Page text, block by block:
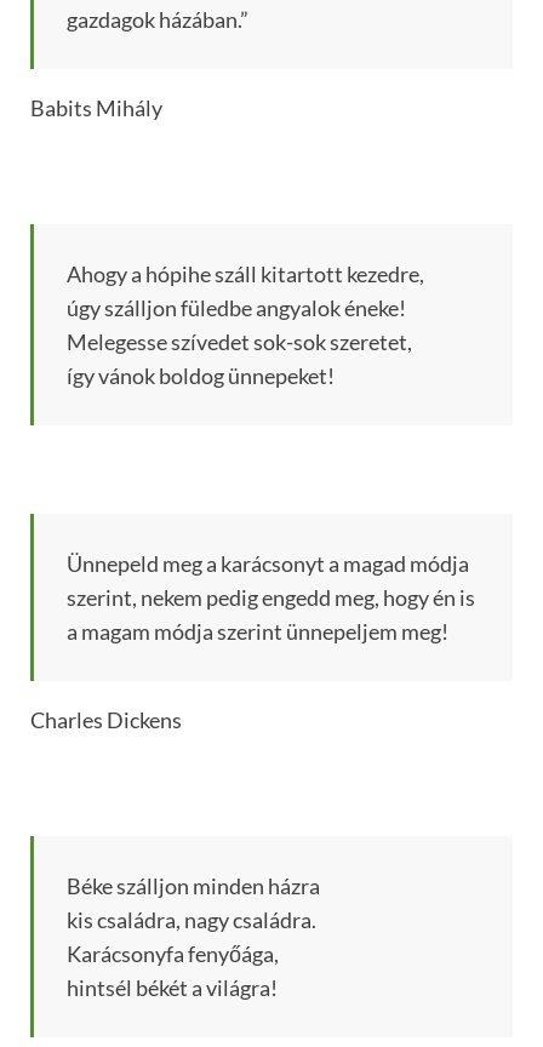
gazdagok házában.”
Babits Mihály
Ahogy a hópihe száll kitartott kezedre,
úgy szálljon füledbe angyalok éneke!
Melegesse szívedet sok-sok szeretet,
így vánok boldog ünnepeket!
Ünnepeld meg a karácsonyt a magad módja
szerint, nekem pedig engedd meg, hogy én is
a magam módja szerint ünnepeljem meg!
Charles Dickens
Béke szálljon minden házra
kis családra, nagy családra.
Karácsonyfa fenyőága,
hintsél békét a világra!